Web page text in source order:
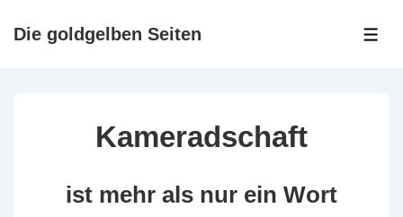
ZumDie goldgelben Seiten
Kameradschaft
ist mehr als nur ein Wort